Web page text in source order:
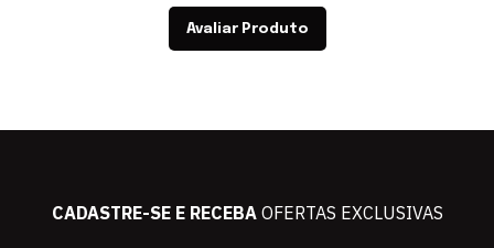
Avaliar Produto
CADASTRE-SE E RECEBAOFERTAS EXCLUSIVAS